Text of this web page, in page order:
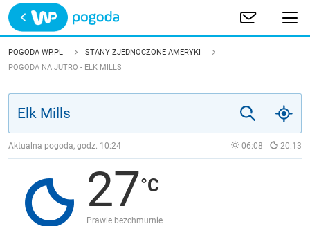
Trwa ładowanie
POLSKA
JAKOŚĆ POWIETRZA
POGODA WP.PL
STANY ZJEDNOCZONE AMERYKI
POGODA NA JUTRO - ELK MILLS
Aktualna pogoda, godz. 10:24 06:08 20:13
27
Prawie bezchmurnie